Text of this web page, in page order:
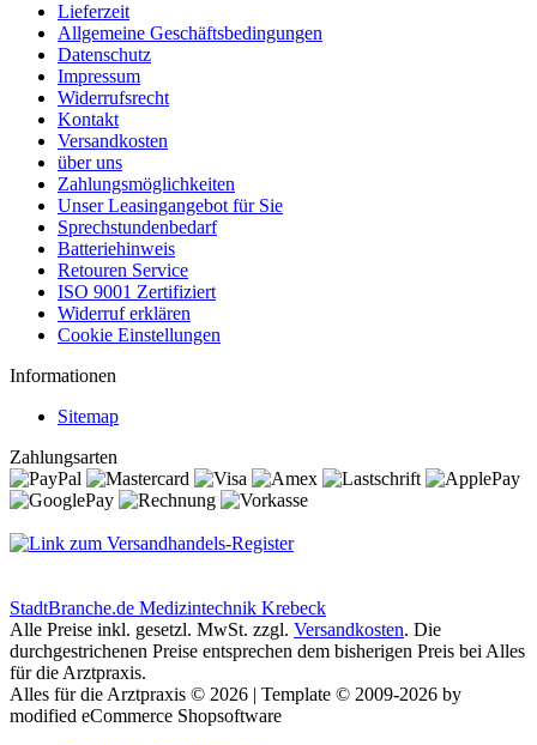
Lieferzeit
Allgemeine Geschäftsbedingungen
Datenschutz
Impressum
Widerrufsrecht
Kontakt
Versandkosten
über uns
Zahlungsmöglichkeiten
Unser Leasingangebot für Sie
Sprechstundenbedarf
Batteriehinweis
Retouren Service
ISO 9001 Zertifiziert
Widerruf erklären
Cookie Einstellungen
Informationen
Sitemap
Zahlungsarten
StadtBranche.de Medizintechnik Krebeck
Alle Preise inkl. gesetzl. MwSt. zzgl. Versandkosten. Die
durchgestrichenen Preise entsprechen dem bisherigen Preis bei Alles
für die Arztpraxis.
Alles für die Arztpraxis © 2026 | Template © 2009-2026 by
modified eCommerce Shopsoftware